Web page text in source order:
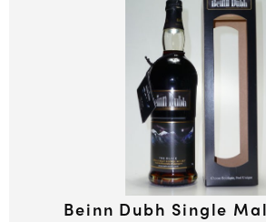
Beinn Dubh Single